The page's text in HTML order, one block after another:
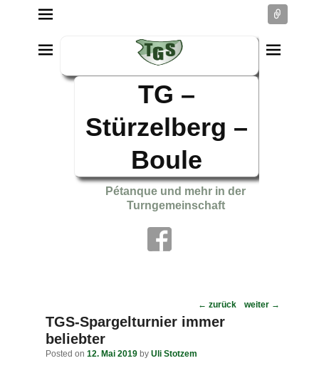
TG –
Stürzelberg –
Boule
Pétanque und mehr in der
Turngemeinschaft
Post
navigation
← zurück weiter →
TGS-Spargelturnier immer
beliebter
Posted on 12. Mai 2019 by Uli Stotzem